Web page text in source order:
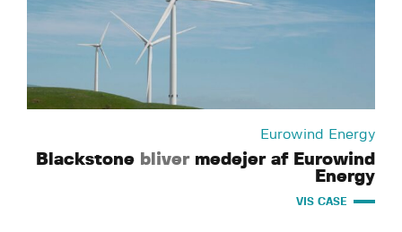
Eurowind Energy
Blackstone bliver medejer af Eurowind
Energy
VIS CASE